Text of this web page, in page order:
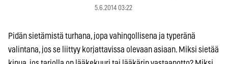
5.6.2014 03:22
Pidän sietämistä turhana, jopa vahingollisena ja typeränä
valintana, jos se liittyy korjattavissa olevaan asiaan. Miksi sietää